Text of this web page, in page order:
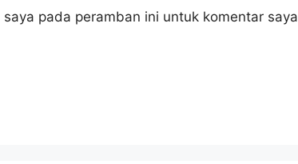
pada peramban ini untuk komentar saya